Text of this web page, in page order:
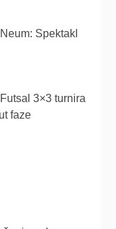
Spektakl
3×3 turnira
faze